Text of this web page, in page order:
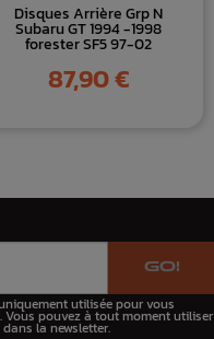
Disques Arrière Grp N
Subaru GT 1994 -1998
forester SF5 97-02
Prix
87,90 €
GO!
utilisée pour vous
pouvez à tout moment utiliser
la newsletter.